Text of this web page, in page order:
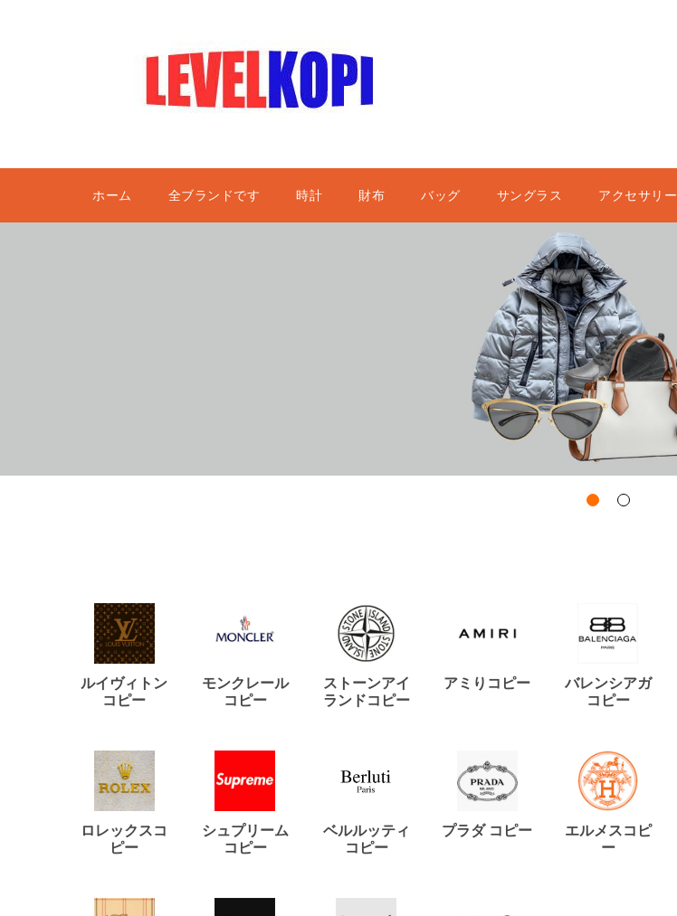
ホーム 全ブランドです 時計 財布 バッグ サングラス アクセサリー
ルイヴィトン
コピー
モンクレール
コピー
ストーンアイ
ランドコピー
アミりコピー
バレンシアガ
コピー
ロレックスコ
ピー
シュプリーム
コピー
ベルルッティ
コピー
プラダ コピー
エルメスコピ
ー